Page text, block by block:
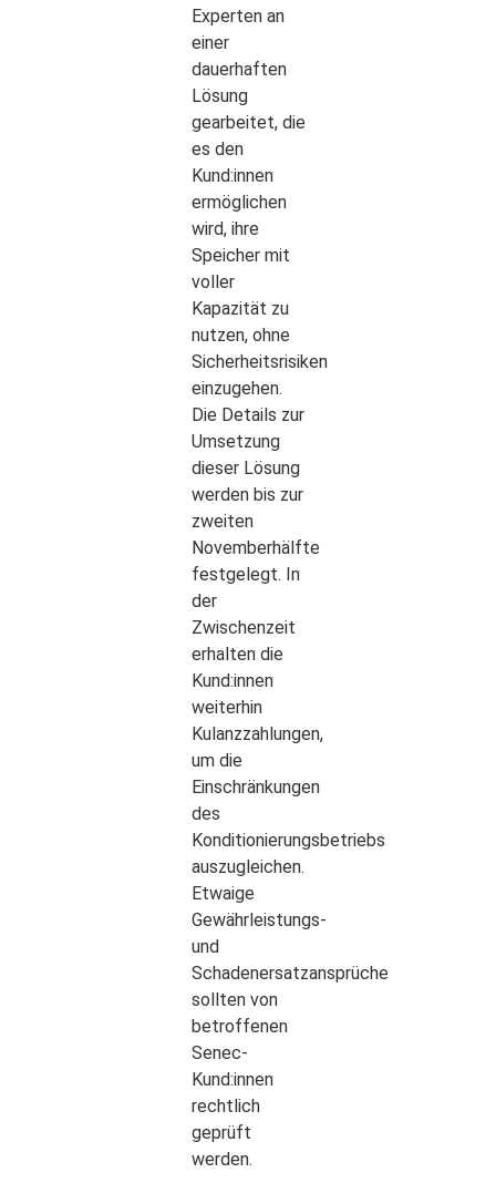
Experten an
einer
dauerhaften
Lösung
gearbeitet, die
es den
Kund:innen
ermöglichen
wird, ihre
Speicher mit
voller
Kapazität zu
nutzen, ohne
Sicherheitsrisiken
einzugehen.
Die Details zur
Umsetzung
dieser Lösung
werden bis zur
zweiten
Novemberhälfte
festgelegt. In
der
Zwischenzeit
erhalten die
Kund:innen
weiterhin
Kulanzzahlungen,
um die
Einschränkungen
des
Konditionierungsbetriebs
auszugleichen.
Etwaige
Gewährleistungs-
und
Schadenersatzansprüche
sollten von
betroffenen
Senec-
Kund:innen
rechtlich
geprüft
werden.